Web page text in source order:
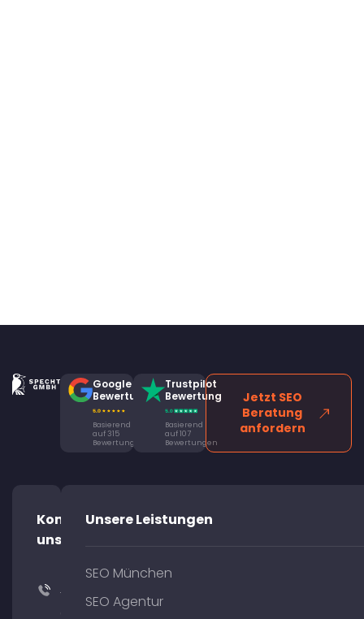
Google
Bewertung
Basierend
auf 315
Bewertungen
Trustpilot
Bewertung
Basierend
auf 107
Bewertungen
Jetzt SEO
Beratung
anfordern
Kontaktiere
uns!
+49
Unsere Leistungen
SEO München
SEO Agentur